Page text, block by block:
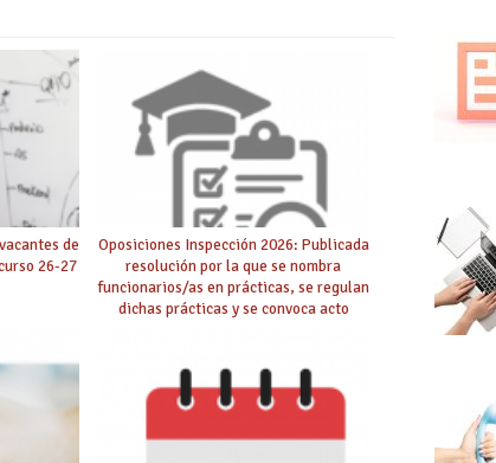
de
26-27
Oposiciones Inspección 2026: Publicada
resolución por la que se nombra
funcionarios/as en prácticas, se regulan
dichas prácticas y se convoca acto